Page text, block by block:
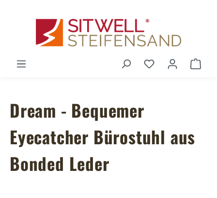
Du hast 0
Dream - Bequemer
Eyecatcher Bürostuhl aus
Bonded Leder